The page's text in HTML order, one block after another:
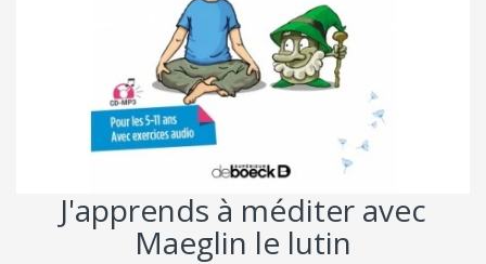
J'apprends à méditer avec
Maeglin le lutin